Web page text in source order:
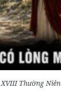
Thường Niên